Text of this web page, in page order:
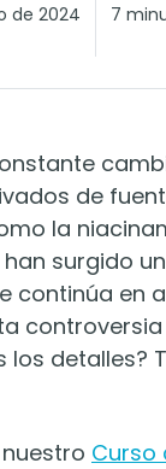
de 2024 7
de
la
surgido
continúa en
detalles?
Curso